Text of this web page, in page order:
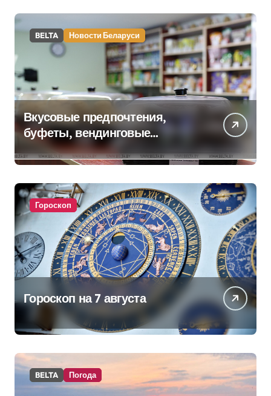
BELTA Новости Беларуси
Вкусовые предпочтения,
буфеты, вендинговые
аппараты. Минобразования об
изменениях в школьном
питании
Гороскоп
Гороскоп на 7 августа
BELTA Погода